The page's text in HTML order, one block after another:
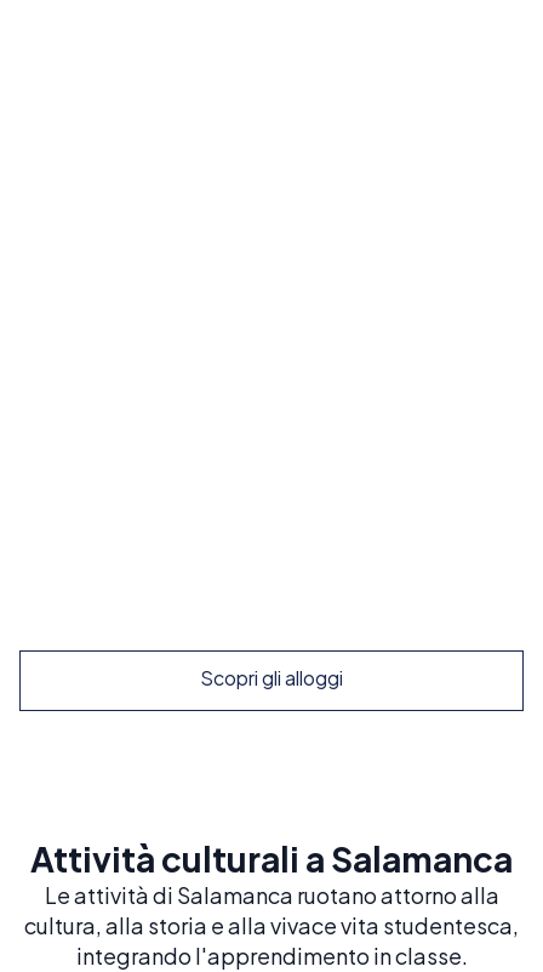
Scopri gli alloggi
Attività culturali a Salamanca
Le attività di Salamanca ruotano attorno alla
cultura, alla storia e alla vivace vita studentesca,
integrando l'apprendimento in classe.